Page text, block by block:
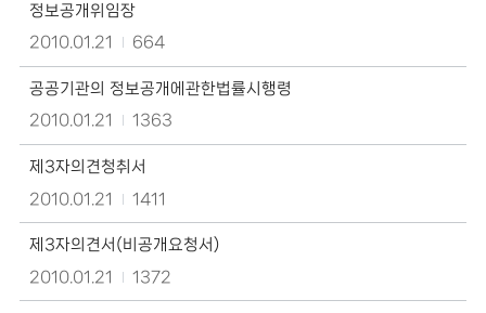
등
록
회
수
를
확
인
수
있
습
정보공개위임장
2010.01.21
664
공공기관의 정보공개에관한법률시행령
2010.01.21
1363
제3자의견청취서
2010.01.21
1411
제3자의견서(비공개요청서)
2010.01.21
1372